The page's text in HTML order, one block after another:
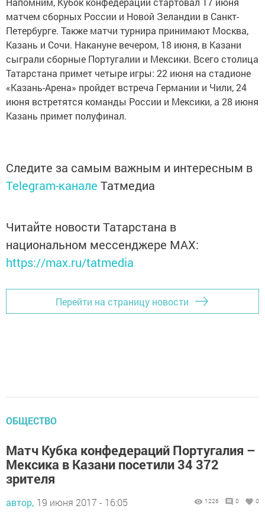
матчем сборных России и Новой Зеландии в Санкт-
Петербурге. Также матчи турнира принимают Москва,
Казань и Сочи. Накануне вечером, 18 июня, в Казани
сыграли сборные Португалии и Мексики. Всего столица
Татарстана примет четыре игры: 22 июня на стадионе
«Казань-Арена» пройдет встреча Германии и Чили, 24
июня встретятся команды России и Мексики, а 28 июня
Казань примет полуфинал.
Следите за самым важным и интересным в
Telegram-канале Татмедиа
Читайте новости Татарстана в
национальном мессенджере MАХ:
https://max.ru/tatmedia
Перейти на страницу новости
ОБЩЕСТВО
Матч Кубка конфедераций Португалия –
Мексика в Казани посетили 34 372
зрителя
автор, 19 июня 2017 - 16:05 1226 0 0